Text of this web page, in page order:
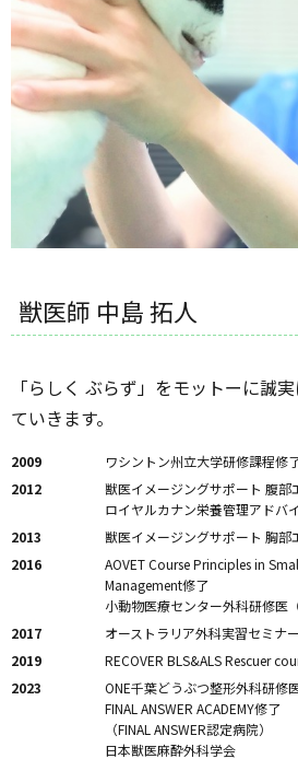
獣医師 中島 拓人
「らしく ぶらず」をモットーに誠
ていきます。
2009
ワシントン州立大学研修課程修
2012
獣医イメージングサポート 腹部
ロイヤルカナン栄養管理アドバ
2013
獣医イメージングサポート 胸部
2016
AOVET Course Principles in
Management修了
小動物医療センター外科研修医
2017
オーストラリア外科実習セミナ
2019
RECOVER BLS&ALS Rescuer
2023
ONE千葉どうぶつ整形外科研修
FINAL ANSWER ACADEMY修了
（FINAL ANSWER認定病院）
日本獣医麻酔外科学会